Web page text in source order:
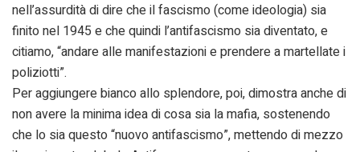
nell’assurdità di dire che il fascismo (come ideologia) sia
finito nel 1945 e che quindi l’antifascismo sia diventato, e
citiamo, “andare alle manifestazioni e prendere a martellate i
poliziotti”.
Per aggiungere bianco allo splendore, poi, dimostra anche di
non avere la minima idea di cosa sia la mafia, sostenendo
che lo sia questo “nuovo antifascismo”, mettendo di mezzo